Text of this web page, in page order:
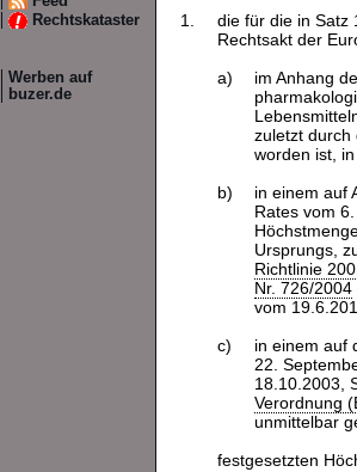
Rechtskataster
Werben auf
buzer.de
1.
die für die in Satz
Rechtsakt der
a)
im Anhang
zuletzt durch
worden ist,
b)
in einem auf
Rates vom
Ursprungs,
Richtlinie
Nr. 726/2004
vom
c)
in einem auf
22.
18.10.2003,
Verordnung
unmittelbar
festgesetzten